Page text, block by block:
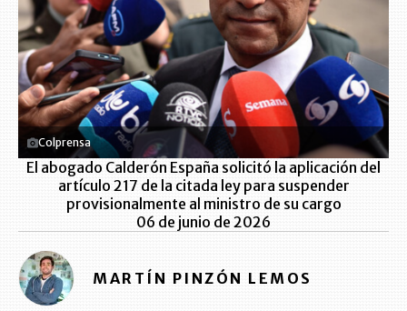
Colprensa
El abogado Calderón España solicitó la aplicación del
artículo 217 de la citada ley para suspender
provisionalmente al ministro de su cargo
06 de junio de 2026
MARTÍN PINZÓN LEMOS